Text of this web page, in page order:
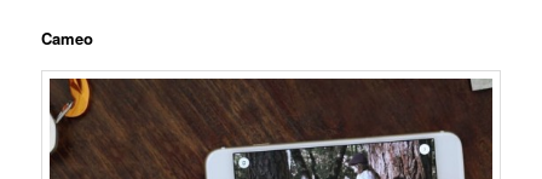
Cameo